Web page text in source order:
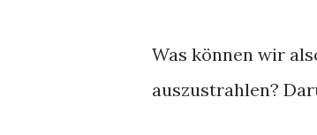
Was können wir
auszustrahlen?